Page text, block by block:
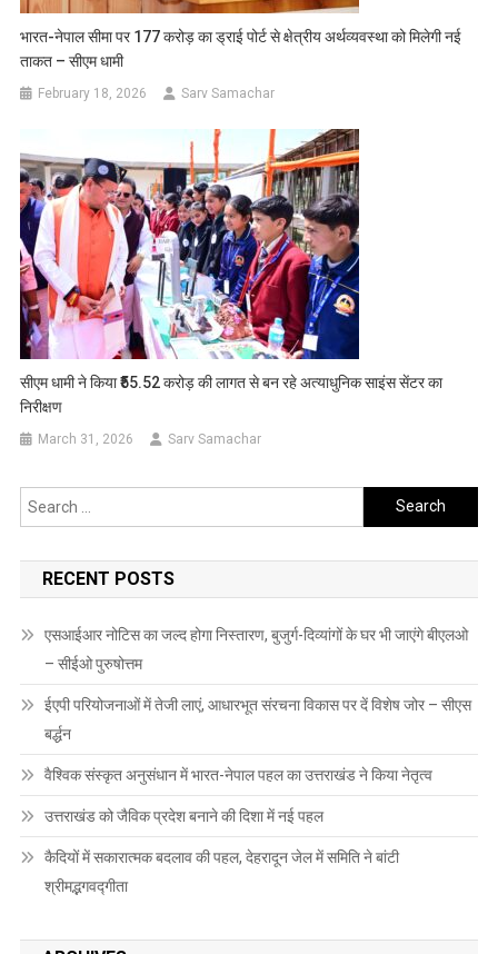
भारत-नेपाल सीमा पर 177 करोड़ का ड्राई पोर्ट से क्षेत्रीय अर्थव्यवस्था को मिलेगी नई
ताकत – सीएम धामी
February 18, 2026 Sarv Samachar
सीएम धामी ने किया ₹55.52 करोड़ की लागत से बन रहे अत्याधुनिक साइंस सेंटर का
निरीक्षण
March 31, 2026 Sarv Samachar
Search
for:
RECENT POSTS
एसआईआर नोटिस का जल्द होगा निस्तारण, बुजुर्ग-दिव्यांगों के घर भी जाएंगे बीएलओ
– सीईओ पुरुषोत्तम
ईएपी परियोजनाओं में तेजी लाएं, आधारभूत संरचना विकास पर दें विशेष जोर – सीएस
बर्द्धन
वैश्विक संस्कृत अनुसंधान में भारत-नेपाल पहल का उत्तराखंड ने किया नेतृत्व
उत्तराखंड को जैविक प्रदेश बनाने की दिशा में नई पहल
कैदियों में सकारात्मक बदलाव की पहल, देहरादून जेल में समिति ने बांटी
श्रीमद्भगवद्गीता